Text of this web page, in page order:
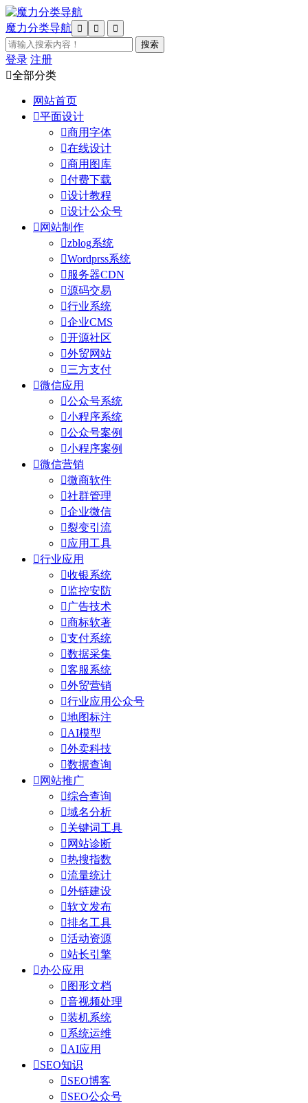
魔力分类导航   
登录 注册
全部分类
网站首页
平面设计
商用字体
在线设计
商用图库
付费下载
设计教程
设计公众号
 网站制作
zblog系统
Wordprss系统
 服务器CDN
源码交易
行业系统
企业CMS
开源社区
外贸网站
三方支付
微信应用
公众号系统
小程序系统
公众号案例
小程序案例
微信营销
微商软件
社群管理
企业微信
裂变引流
应用工具
行业应用
收银系统
监控安防
 广告技术
商标软著
支付系统
数据采集
客服系统
外贸营销
行业应用公众号
地图标注
AI模型
外卖科技
数据查询
 网站推广
综合查询
域名分析
关键词工具
 网站诊断
热搜指数
流量统计
外链建设
软文发布
排名工具
活动资源
站长引擎
办公应用
 图形文档
音视频处理
装机系统
系统运维
AI应用
SEO知识
SEO博客
SEO公众号